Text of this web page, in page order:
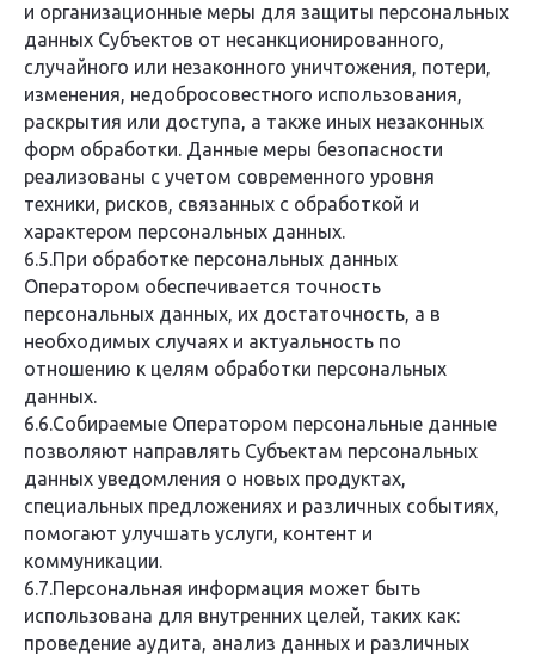
и организационные меры для защиты персональных
данных Субъектов от несанкционированного,
случайного или незаконного уничтожения, потери,
изменения, недобросовестного использования,
раскрытия или доступа, а также иных незаконных
форм обработки. Данные меры безопасности
реализованы с учетом современного уровня
техники, рисков, связанных с обработкой и
характером персональных данных.
6.5.При обработке персональных данных
Оператором обеспечивается точность
персональных данных, их достаточность, а в
необходимых случаях и актуальность по
отношению к целям обработки персональных
данных.
6.6.Собираемые Оператором персональные данные
позволяют направлять Субъектам персональных
данных уведомления о новых продуктах,
специальных предложениях и различных событиях,
помогают улучшать услуги, контент и
коммуникации.
6.7.Персональная информация может быть
использована для внутренних целей, таких как:
проведение аудита, анализ данных и различных